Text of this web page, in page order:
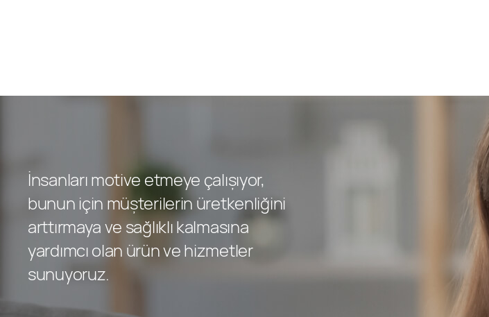
İnsanları motive etmeye çalışıyor,
bunun için müşterilerin üretkenliğini
arttırmaya ve sağlıklı kalmasına
yardımcı olan ürün ve hizmetler
sunuyoruz.